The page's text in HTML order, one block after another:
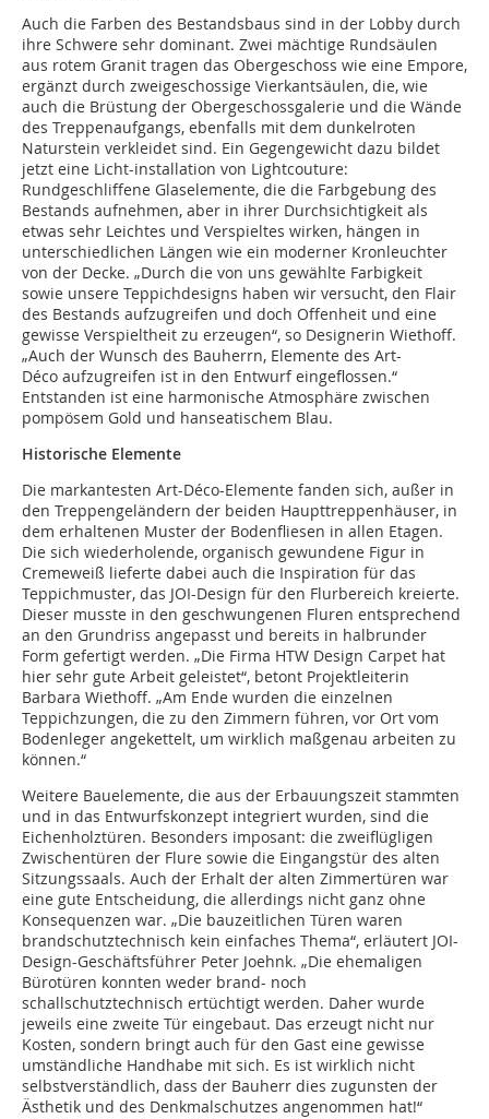
Auch die Farben des Bestandsbaus sind in der Lobby durch
ihre Schwere sehr dominant. Zwei mächtige Rundsäulen
aus rotem Granit tragen das Obergeschoss wie eine Empore,
ergänzt durch zweigeschossige Vierkantsäulen, die, wie
auch die Brüstung der Obergeschossgalerie und die Wände
des Treppenaufgangs, ebenfalls mit dem dunkelroten
Naturstein verkleidet sind. Ein Gegengewicht dazu bildet
jetzt eine Licht-installation von Lightcouture:
Rundgeschliffene Glaselemente, die die Farbgebung des
Bestands aufnehmen, aber in ihrer Durchsichtigkeit als
etwas sehr Leichtes und Verspieltes wirken, hängen in
unterschiedlichen Längen wie ein moderner Kronleuchter
von der Decke. „Durch die von uns gewählte Farbigkeit
sowie unsere Teppichdesigns haben wir versucht, den Flair
des Bestands aufzugreifen und doch Offenheit und eine
gewisse Verspieltheit zu erzeugen“, so Designerin Wiet­hoff.
„Auch der Wunsch des Bauherrn, Elemente des Art-
Déco aufzugreifen ist in den Entwurf eingeflossen.“
Entstanden ist eine harmonische Atmosphäre zwischen
pompösem Gold und hanseatischem Blau.
Historische Elemente
Die markantesten Art-Déco-Elemente fanden sich, außer in
den Treppengeländern der beiden Haupttreppenhäuser, in
dem erhaltenen Muster der Bodenfliesen in allen Etagen.
Die sich wiederholende, organisch gewundene Figur in
Cremeweiß lieferte dabei auch die Inspiration für das
Teppichmuster, das JOI-Design für den Flurbereich kreierte.
Dieser musste in den geschwungenen Fluren entsprechend
an den Grundriss angepasst und bereits in halbrunder
Form gefertigt werden. „Die Firma HTW Design Carpet hat
hier sehr gute Arbeit geleistet“, betont Projektleiterin
Barbara Wiethoff. „Am Ende wurden die einzelnen
Teppichzungen, die zu den Zimmern führen, vor Ort vom
Bodenleger angekettelt, um wirklich maßgenau arbeiten zu
können.“
Weitere Bauelemente, die aus der Erbauungszeit stammten
und in das Entwurfskonzept integriert wurden, sind die
Eichenholztüren. Besonders imposant: die zweiflügligen
Zwischentüren der Flure sowie die Eingangstür des alten
Sitzungssaals. Auch der Erhalt der alten Zimmertüren war
eine gute Entscheidung, die allerdings nicht ganz ohne
Konsequenzen war. „Die bauzeitlichen Türen waren
brandschutztechnisch kein einfaches Thema“, erläutert JOI-
Design-Geschäftsführer Peter Joehnk. „Die ehemaligen
Bürotüren konnten weder brand- noch
schallschutztechnisch ertüchtigt werden. Daher wurde
jeweils eine zweite Tür eingebaut. Das erzeugt nicht nur
Kosten, sondern bringt auch für den Gast eine gewisse
umständliche Handhabe mit sich. Es ist wirklich nicht
selbstverständlich, dass der Bauherr dies zugunsten der
Ästhetik und des Denkmalschutzes angenommen hat!“